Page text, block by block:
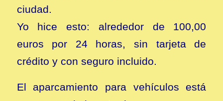
ciudad.
Yo hice esto: alrededor de 100,00
euros por 24 horas, sin tarjeta de
crédito y con seguro incluido.
El aparcamiento para vehículos está